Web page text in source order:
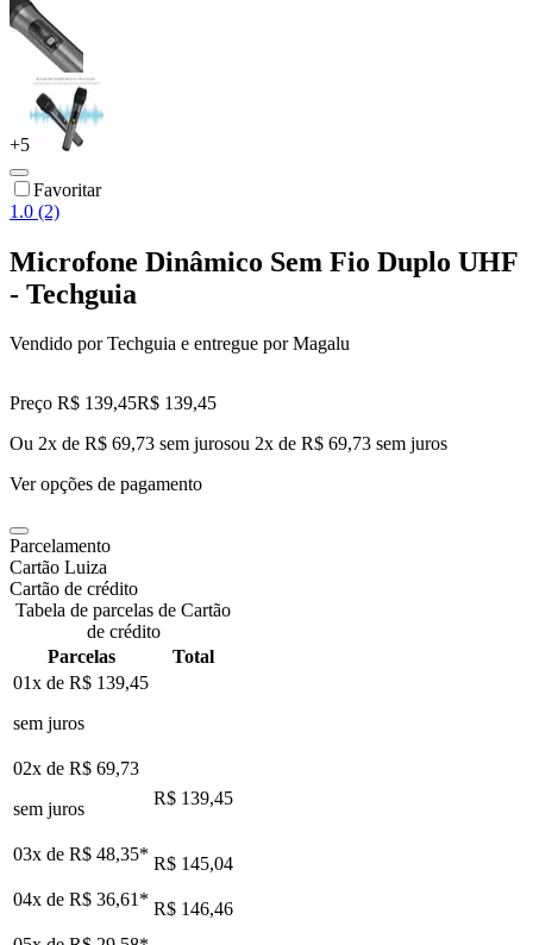
+5
Favoritar
1.0 (2)
Microfone Dinâmico Sem Fio Duplo UHF
- Techguia
Vendido porTechguia e entregue por Magalu
Preço R$ 139,45R$ 139,45
Ou 2x de R$ 69,73 sem jurosou 2x de R$ 69,73 sem juros
Ver opções de pagamento
Parcelamento
Cartão Luiza
Cartão de crédito
Tabela de parcelas de Cartão
de crédito
Parcelas
Total
01x de R$ 139,45
sem juros
02x de R$ 69,73
sem juros
R$ 139,45
03x de R$ 48,35* R$ 145,04
04x de R$ 36,61* R$ 146,46